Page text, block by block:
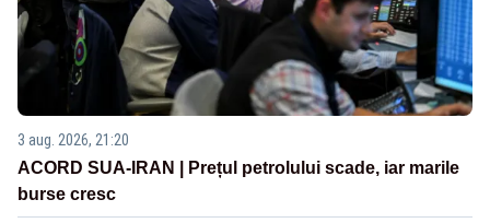
3 aug. 2026, 21:20
ACORD SUA-IRAN | Prețul petrolului scade, iar marile
burse cresc